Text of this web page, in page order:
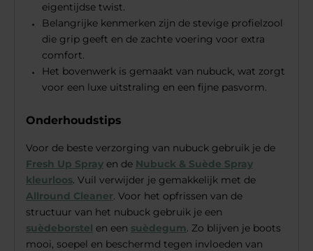
eigentijdse twist.
Belangrijke kenmerken zijn de stevige profielzool
die grip geeft en de zachte voering voor extra
comfort.
Het bovenwerk is gemaakt van nubuck, wat zorgt
voor een luxe uitstraling en een fijne pasvorm.
Onderhoudstips
Voor de beste verzorging van nubuck gebruik je de
Fresh Up Spray en de Nubuck & Suède Spray
kleurloos. Vuil verwijder je gemakkelijk met de
Allround Cleaner. Voor het opfrissen van de
structuur van het nubuck gebruik je een
suèdeborstel en een suèdegum. Zo blijven je boots
mooi, soepel en beschermd tegen invloeden van